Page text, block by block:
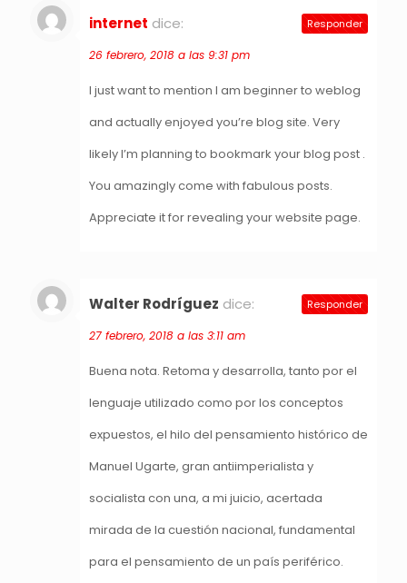
internet dice:
26 febrero, 2018 a las 9:31 pm
I just want to mention I am beginner to weblog
and actually enjoyed you’re blog site. Very
likely I’m planning to bookmark your blog post .
You amazingly come with fabulous posts.
Appreciate it for revealing your website page.
Responder
Walter Rodríguez dice:
27 febrero, 2018 a las 3:11 am
Buena nota. Retoma y desarrolla, tanto por el
lenguaje utilizado como por los conceptos
expuestos, el hilo del pensamiento histórico de
Manuel Ugarte, gran antiimperialista y
socialista con una, a mi juicio, acertada
mirada de la cuestión nacional, fundamental
para el pensamiento de un país periférico.
Responder